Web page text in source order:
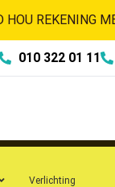
HOU REKENING
010 322 01 11
Verlichting